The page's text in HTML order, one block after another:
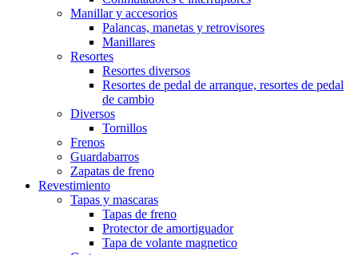
Manillar y accesorios
Palancas, manetas y retrovisores
Manillares
Resortes
Resortes diversos
Resortes de pedal de arranque, resortes de pedal
de cambio
Diversos
Tornillos
Frenos
Guardabarros
Zapatas de freno
Revestimiento
Tapas y mascaras
Tapas de freno
Protector de amortiguador
Tapa de volante magnetico